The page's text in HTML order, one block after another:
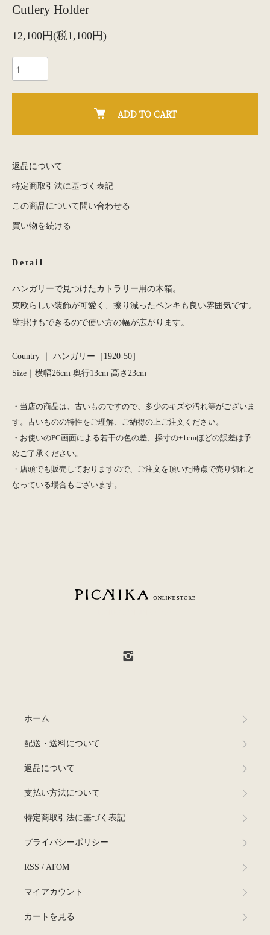
Cutlery Holder
12,100円(税1,100円)
ADD TO CART
返品について
特定商取引法に基づく表記
この商品について問い合わせる
買い物を続ける
Detail
ハンガリーで見つけたカトラリー用の木箱。
東欧らしい装飾が可愛く、擦り減ったペンキも良い雰囲気です。
壁掛けもできるので使い方の幅が広がります。
Country ｜ ハンガリー［1920-50］
Size｜横幅26cm 奥行13cm 高さ23cm
・当店の商品は、古いものですので、多少のキズや汚れ等がございま
す。古いものの特性をご理解、ご納得の上ご注文ください。
・お使いのPC画面による若干の色の差、採寸の±1cmほどの誤差は予
めご了承ください。
・店頭でも販売しておりますので、ご注文を頂いた時点で売り切れと
なっている場合もございます。
ホーム
配送・送料について
返品について
支払い方法について
特定商取引法に基づく表記
プライバシーポリシー
RSS / ATOM
マイアカウント
カートを見る